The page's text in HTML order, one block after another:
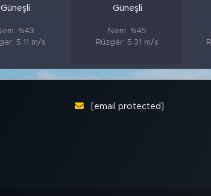
Güneşli
%43
5.11 m/s
Güneşli
Nem: %45
Rüzgar: 5.31 m/s
[email protected]